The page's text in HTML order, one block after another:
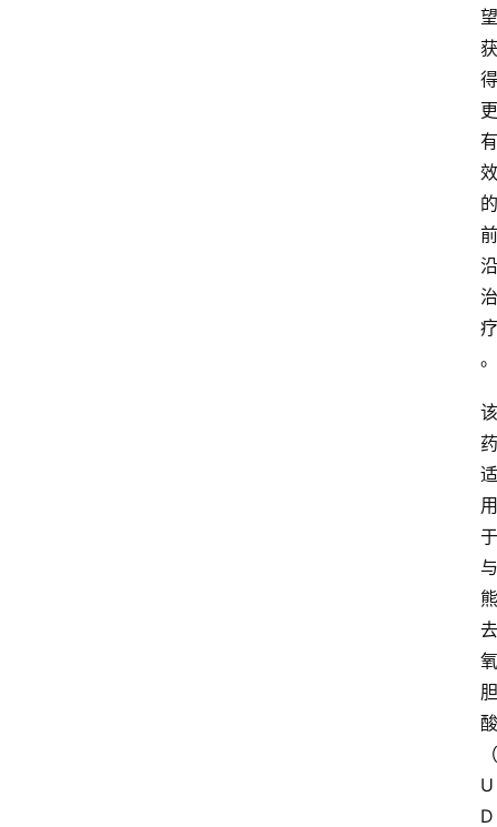
望
获
得
更
有
效
的
前
沿
治
疗
。
该
药
适
用
于
与
熊
去
氧
胆
酸
（
U
D